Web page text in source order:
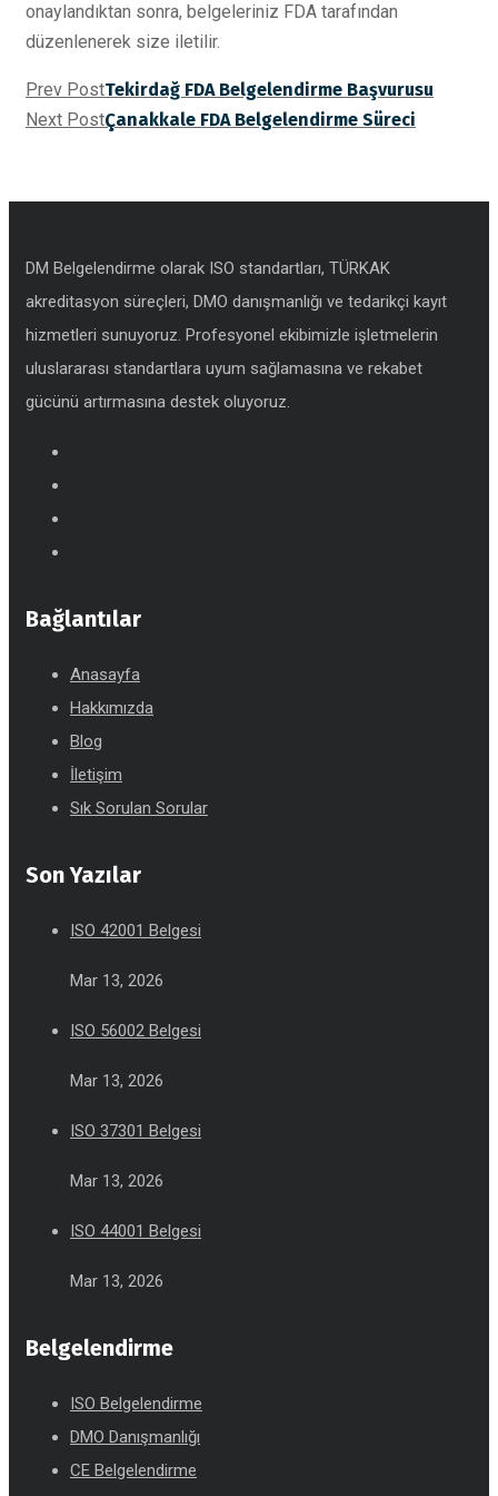
onaylandıktan sonra, belgeleriniz FDA tarafından
düzenlenerek size iletilir.
Prev PostTekirdağ FDA Belgelendirme Başvurusu
Next PostÇanakkale FDA Belgelendirme Süreci
DM Belgelendirme olarak ISO standartları, TÜRKAK
akreditasyon süreçleri, DMO danışmanlığı ve tedarikçi kayıt
hizmetleri sunuyoruz. Profesyonel ekibimizle işletmelerin
uluslararası standartlara uyum sağlamasına ve rekabet
gücünü artırmasına destek oluyoruz.
Bağlantılar
Anasayfa
Hakkımızda
Blog
İletişim
Sık Sorulan Sorular
Son Yazılar
ISO 42001 Belgesi
Mar 13, 2026
ISO 56002 Belgesi
Mar 13, 2026
ISO 37301 Belgesi
Mar 13, 2026
ISO 44001 Belgesi
Mar 13, 2026
Belgelendirme
ISO Belgelendirme
DMO Danışmanlığı
CE Belgelendirme